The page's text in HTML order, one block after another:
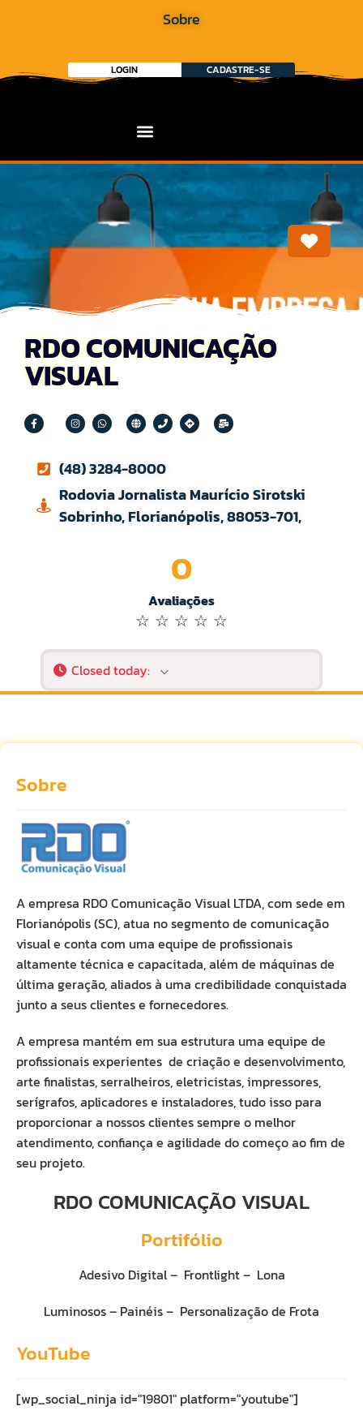
Sobre
LOGIN CADASTRE-SE
RDO COMUNICAÇÃO
VISUAL
(48) 3284-8000
Rodovia Jornalista Maurício Sirotski
Sobrinho, Florianópolis, 88053-701,
Avaliações
0
☆ ☆ ☆ ☆ ☆
Closed today:
Sobre
A empresa RDO Comunicação Visual LTDA, com sede em
Florianópolis (SC), atua no segmento de comunicação
visual e conta com uma equipe de profissionais
altamente técnica e capacitada, além de máquinas de
última geração, aliados à uma credibilidade conquistada
junto a seus clientes e fornecedores.
A empresa mantém em sua estrutura uma equipe de
profissionais experientes de criação e desenvolvimento,
arte finalistas, serralheiros, eletricistas, impressores,
serígrafos, aplicadores e instaladores, tudo isso para
proporcionar a nossos clientes sempre o melhor
atendimento, confiança e agilidade do começo ao fim de
seu projeto.
RDO COMUNICAÇÃO VISUAL
Portifólio
Adesivo Digital – Frontlight – Lona
Luminosos – Painéis – Personalização de Frota
YouTube
[wp_social_ninja id="19801" platform="youtube"]